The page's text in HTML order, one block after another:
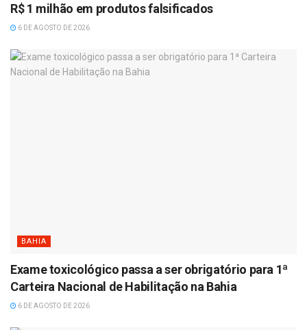
R$ 1 milhão em produtos falsificados
6 DE AGOSTO DE 2026
BAHIA
Exame toxicológico passa a ser obrigatório para 1ª
Carteira Nacional de Habilitação na Bahia
6 DE AGOSTO DE 2026